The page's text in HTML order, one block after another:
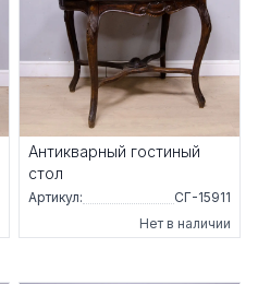
Антикварный гостиный
стол
Артикул:
СГ-15911
Нет в наличии